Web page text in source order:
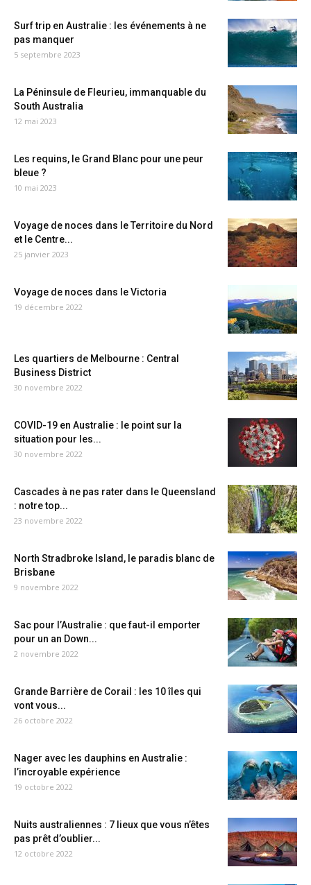
Surf trip en Australie : les événements à ne
pas manquer
5 septembre 2023
La Péninsule de Fleurieu, immanquable du
South Australia
12 mai 2023
Les requins, le Grand Blanc pour une peur
bleue ?
10 mai 2023
Voyage de noces dans le Territoire du Nord
et le Centre...
25 janvier 2023
Voyage de noces dans le Victoria
19 décembre 2022
Les quartiers de Melbourne : Central
Business District
30 novembre 2022
COVID-19 en Australie : le point sur la
situation pour les...
30 novembre 2022
Cascades à ne pas rater dans le Queensland
: notre top...
23 novembre 2022
North Stradbroke Island, le paradis blanc de
Brisbane
9 novembre 2022
Sac pour l’Australie : que faut-il emporter
pour un an Down...
2 novembre 2022
Grande Barrière de Corail : les 10 îles qui
vont vous...
26 octobre 2022
Nager avec les dauphins en Australie :
l’incroyable expérience
19 octobre 2022
Nuits australiennes : 7 lieux que vous n’êtes
pas prêt d’oublier...
12 octobre 2022